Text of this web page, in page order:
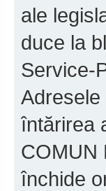
ale
duce la
Service-
întărirea
COMUN
închide